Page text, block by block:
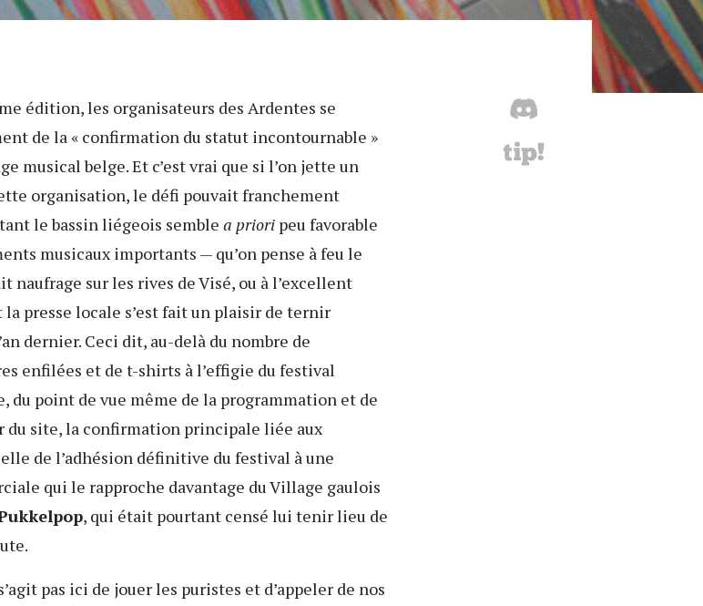
édition, les organisateurs des Ardentes se
de la « confirmation du statut incontournable »
musical belge. Et c’est vrai que si l’on jette un
organisation, le défi pouvait franchement
le bassin liégeois semble a priori peu favorable
musicaux importants — qu’on pense à feu le
naufrage sur les rives de Visé, ou à l’excellent
la presse locale s’est fait un plaisir de ternir
dernier. Ceci dit, au-delà du nombre de
enfilées et de t-shirts à l’effigie du festival
du point de vue même de la programmation et de
du site, la confirmation principale liée aux
de l’adhésion définitive du festival à une
qui le rapproche davantage du Village gaulois
, qui était pourtant censé lui tenir lieu de
pas ici de jouer les puristes et d’appeler de nos